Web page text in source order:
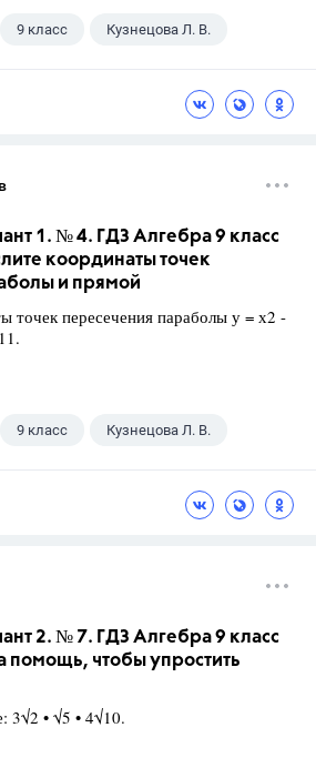
9 класс Кузнецова Л. В.
1. № 4. ГДЗ Алгебра 9 класс
координаты точек
и прямой
точек пересечения параболы у = х2 -
9 класс Кузнецова Л. В.
2. № 7. ГДЗ Алгебра 9 класс
помощь, чтобы упростить
3√2 • √5 • 4√10.